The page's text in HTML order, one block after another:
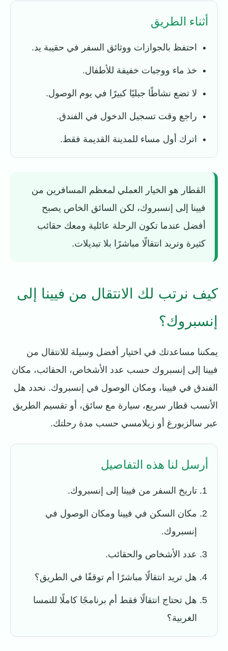
أثناء الطريق
احتفظ بالجوازات ووثائق السفر في حقيبة يد.
خذ ماء ووجبات خفيفة للأطفال.
لا تضع نشاطًا جبليًا كبيرًا في يوم الوصول.
راجع وقت تسجيل الدخول في الفندق.
اترك أول مساء للمدينة القديمة فقط.
القطار هو الخيار العملي لمعظم المسافرين من
فيينا إلى إنسبروك، لكن السائق الخاص يصبح
أفضل عندما تكون الرحلة عائلية ومعك حقائب
كثيرة وتريد انتقالًا مباشرًا بلا تبديلات.
كيف نرتب لك الانتقال من فيينا إلى
إنسبروك؟
يمكننا مساعدتك في اختيار أفضل وسيلة للانتقال من
فيينا إلى إنسبروك حسب عدد الأشخاص، الحقائب، مكان
الفندق في فيينا، ومكان الوصول في إنسبروك. نحدد هل
الأنسب قطار سريع، سيارة مع سائق، أو تقسيم الطريق
عبر سالزبورغ أو زيلامسي حسب مدة رحلتك.
أرسل لنا هذه التفاصيل
تاريخ السفر من فيينا إلى إنسبروك.
مكان السكن في فيينا ومكان الوصول في
إنسبروك.
عدد الأشخاص والحقائب.
هل تريد انتقالًا مباشرًا أم توقفًا في الطريق؟
هل تحتاج انتقالًا فقط أم برنامجًا كاملًا للنمسا
الغربية؟